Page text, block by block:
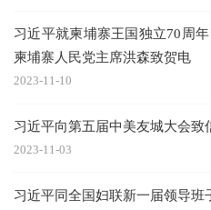
习近平就柬埔寨王国独立70周
柬埔寨人民党主席洪森致贺电
2023-11-10
习近平向第五届中美友城大会致
2023-11-03
习近平同全国妇联新一届领导班